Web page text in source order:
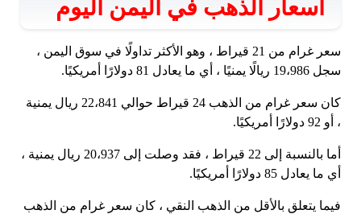
أسعار الذهب في اليمن اليوم
سعر غرام من 21 قيراط ، وهو الأكثر تداولًا في سوق اليمن ،
سجل 19،986 ريالًا يمنيًا ، أي ما يعادل 81 دولارًا أمريكيًا.
كان سعر غرام من الذهب 24 قيراط حوالي 22،841 ريال يمنية
، أو 92 دولارًا أمريكيًا.
أما بالنسبة إلى 22 قيراط ، فقد وصلت إلى 20،937 ريال يمنية ،
أي ما يعادل 85 دولارًا أمريكيًا.
فيما يتعلق بالأقل من الذهب النقي ، كان سعر غرام من الذهب